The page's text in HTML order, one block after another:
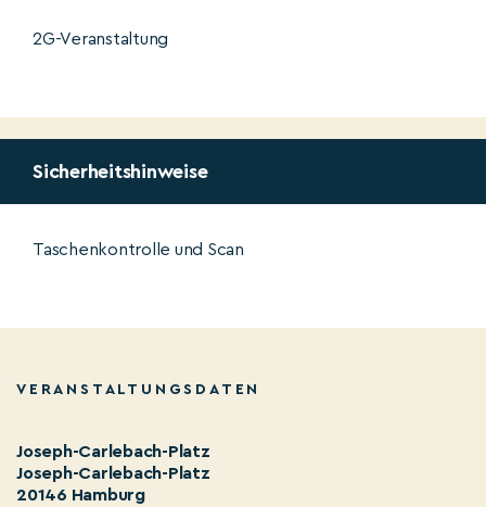
2G-Veranstaltung
Sicherheitshinweise
Taschenkontrolle und Scan
VERANSTALTUNGSDATEN
Joseph-Carlebach-Platz
Joseph-Carlebach-Platz
20146 Hamburg